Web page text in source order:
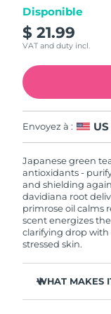
Disponible
$ 21.99
VAT and duty incl.
Envoyez à : US
Japanese green
antioxidants -
and shielding
davidiana root
primrose oil calms
scent energizes
clarifying drop with
stressed skin.
WHAT MAKES
R.A.S. chinoise
Macao
Malaisie
Malte
Mexique
Monaco
Pays-Bas
Nouvelle-
Norvège